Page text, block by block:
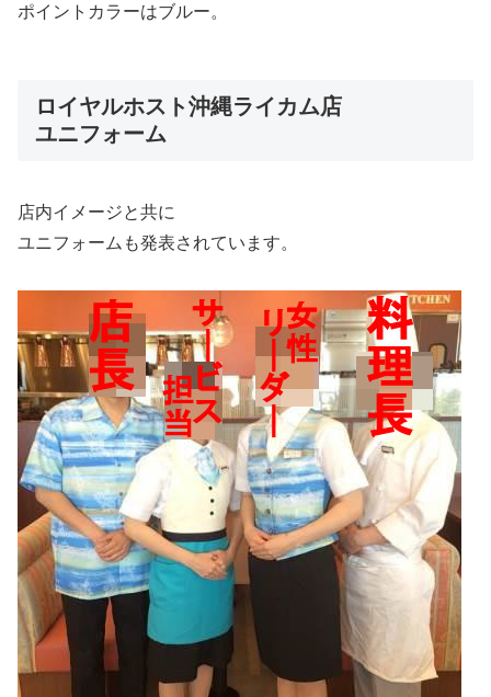
ポイントカラーはブルー。
ロイヤルホスト沖縄ライカム店
ユニフォーム
店内イメージと共に
ユニフォームも発表されています。